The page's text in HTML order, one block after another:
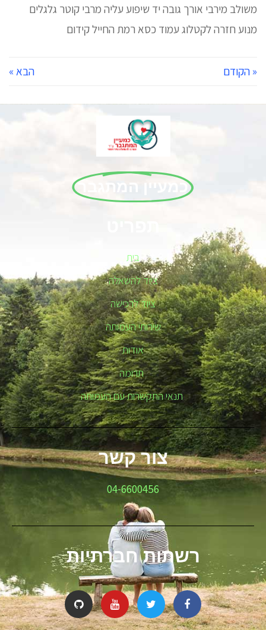
משולב מירבי אורך גובה יד שיפוע עליה מרבי קוטר גלגלים
מנוע חזרה לקטלוג עמוד כסא רמת החייל קידום
« הקודם הבא »
כמעיין המתגבר
בית
ציוד להשאלה
ציוד לרכישה
שירותי העמותה
אודות
תרומה
תנאי התקשרות עם העמותה
צור קשר
04-6600456
רשתות חברתיות